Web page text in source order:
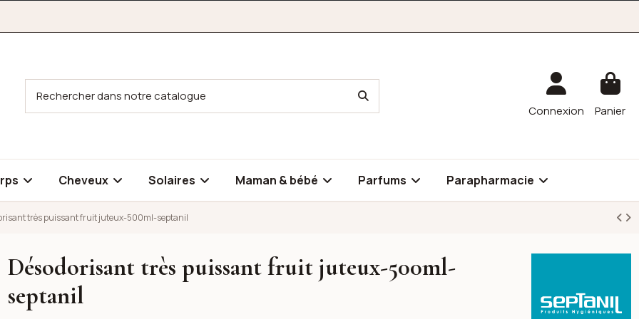
Connexion Panier
Cheveux Solaires Maman & bébé Parfums Parapharmacie
très puissant fruit juteux-500ml-septanil
500ml-septanil
500ml-septanil
Désodorisant très puissant fruit juteux-500ml-
septanil